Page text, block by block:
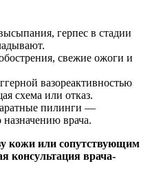
герпес в стадии
свежие ожоги и
вазореактивностью
схема или отказ.
пилинги —
врача.
кожи или сопутствующим
консультация врача-